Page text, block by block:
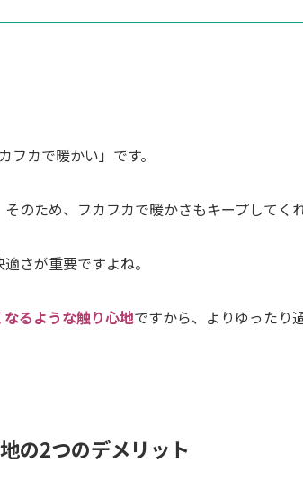
カで暖かい」です。
のため、フカフカで暖かさもキープしてく
さが重要ですよね。
るような触り心地ですから、よりゆったり
の2つのデメリット